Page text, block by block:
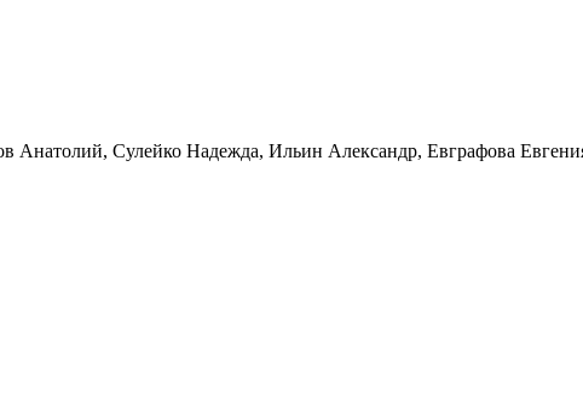
Анатолий, Сулейко Надежда, Ильин Александр, Евграфова